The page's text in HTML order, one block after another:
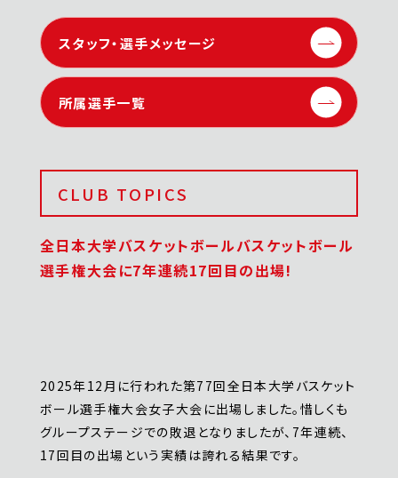
スタッフ・選手メッセージ
所属選手一覧
CLUB TOPICS
全日本大学バスケットボールバスケットボール
選手権大会に7年連続17回目の出場!
2025年12月に行われた第77回全日本大学バスケット
ボール選手権大会女子大会に出場しました。惜しくも
グループステージでの敗退となりましたが、7年連続、
17回目の出場という実績は誇れる結果です。